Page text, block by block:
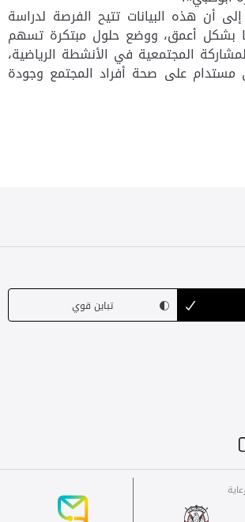
أن هذه البيانات تتيح الفرصة لدراسة
بشكل أعمق، ووضع حلول مبتكرة تسهم
المجتمعية في الأنشطة الرياضية،
مستدام على صحة أفراد المجتمع وجودة
تباين قوي